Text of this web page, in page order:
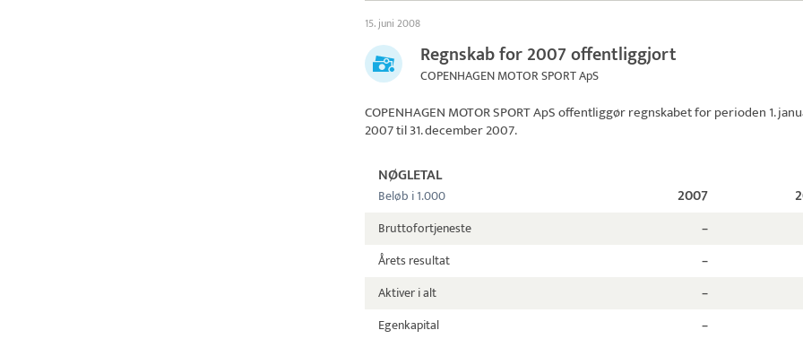
15. juni 2008
Regnskab for 2007 offentliggjort
COPENHAGEN MOTOR SPORT ApS
COPENHAGEN MOTOR SPORT ApSoffentliggør regnskabet for perioden 1.
2007 til 31. december 2007.
NØGLETAL
Beløb i 1.000 2007
Bruttofortjeneste –
Årets resultat
–
Aktiver i alt
–
Egenkapital
–